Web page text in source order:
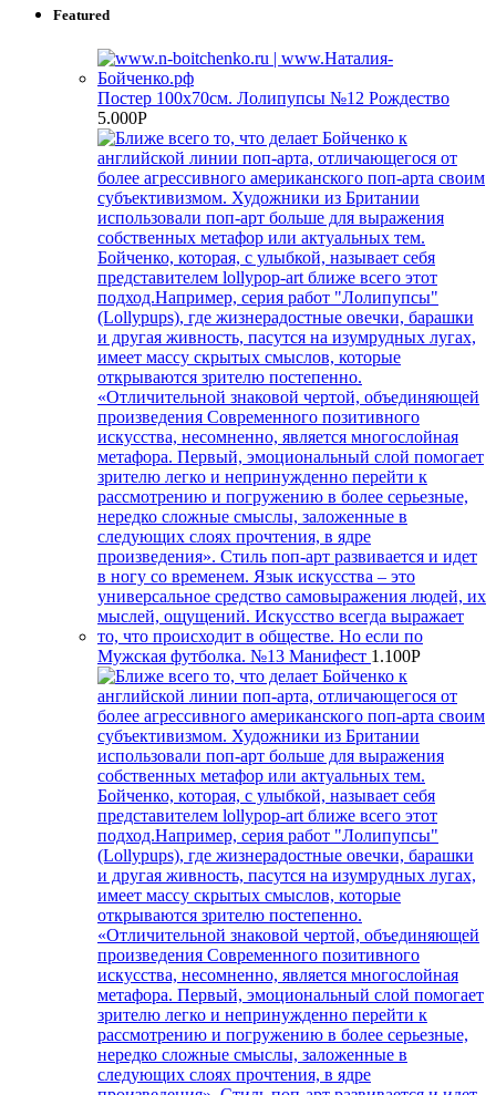
Featured
Постер 100х70см. Лолипупсы №12 Рождество
5.000Р
Мужская футболка. №13 Манифест 1.100Р